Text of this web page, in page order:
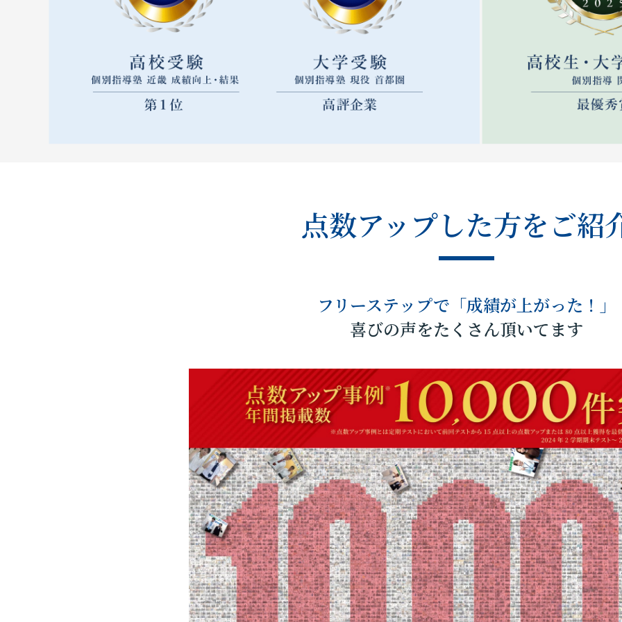
点数アップした方をご紹
フリーステップで「成績が上がった！」
喜びの声をたくさん頂いてます